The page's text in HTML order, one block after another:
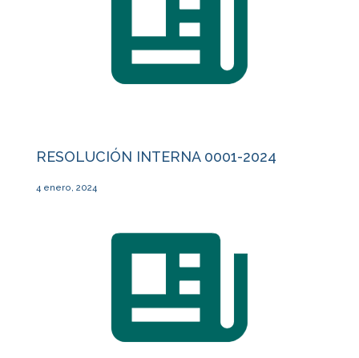
RESOLUCIÓN INTERNA 0001-2024
4 enero, 2024